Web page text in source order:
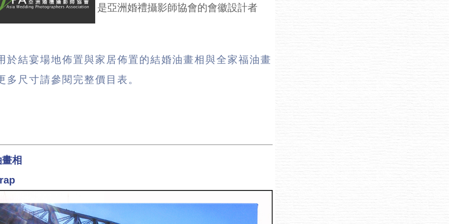
是亞洲婚禮攝影師協會的會徽設計者
於結宴場地佈置與家居佈置的結婚油畫相與全家福油畫
多尺寸請參閱完整價目表。
相